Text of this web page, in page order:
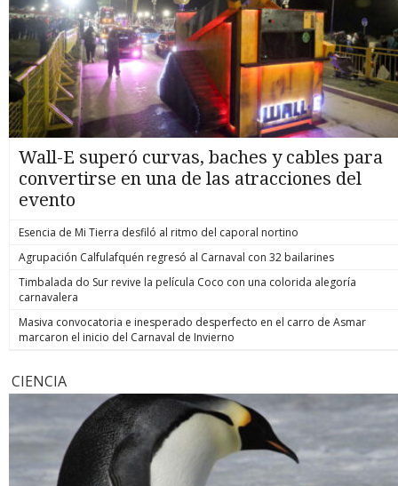
Wall-E superó curvas, baches y cables para
convertirse en una de las atracciones del
evento
Esencia de Mi Tierra desfiló al ritmo del caporal nortino
Agrupación Calfulafquén regresó al Carnaval con 32 bailarines
Timbalada do Sur revive la película Coco con una colorida alegoría
carnavalera
Masiva convocatoria e inesperado desperfecto en el carro de Asmar
marcaron el inicio del Carnaval de Invierno
CIENCIA